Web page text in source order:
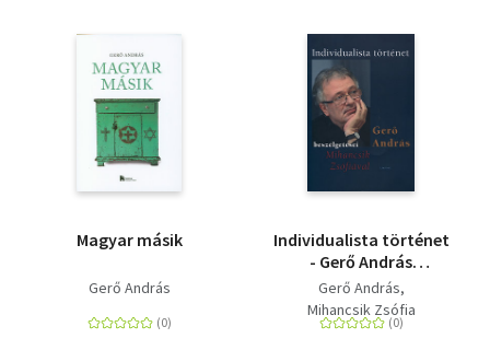
Magyar másik
Gerő András
Individualista történet
- Gerő András
beszélgetései
Mihancsik Zsófiával
Gerő András
Mihancsik Zsófia